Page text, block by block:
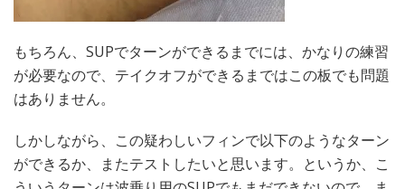
もちろん、SUPでターンができるまでには、かなりの練習
が必要なので、テイクオフができるまではこの板でも問題
はありません。
しかしながら、この疑わしいフィンで以下のようなターン
ができるか、またテストしたいと思います。というか、こ